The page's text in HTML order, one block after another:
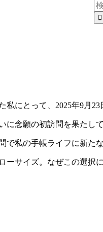
私にとって、2025年9月
に念願の初訪問を果たして
で私の手帳ライフに新た
ーサイズ。なぜこの選択